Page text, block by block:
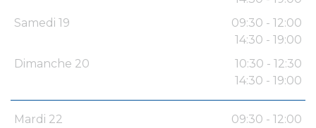
Samedi 19
09:30 - 12:00
14:30 - 19:00
Dimanche 20
10:30 - 12:30
14:30 - 19:00
Mardi 22
09:30 - 12:00